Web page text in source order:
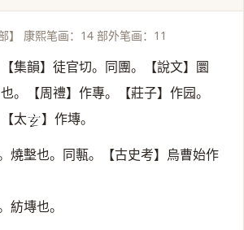
】 康熙笔画：14 部外笔画：11
【集韻】徒官切。同團。【說文】圜
也。【周禮】作專。【莊子】作园。
【太𤣥 】作塼。
燒墼也。同甎。【古史考】烏曹始作
紡塼也。